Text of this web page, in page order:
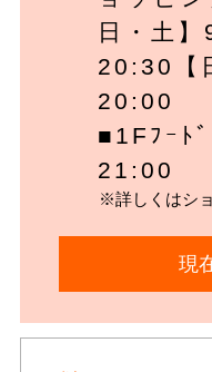
日・土
20:30【
20:00
■1Fﾌｰﾄ
21:00
※詳しくはシ
現